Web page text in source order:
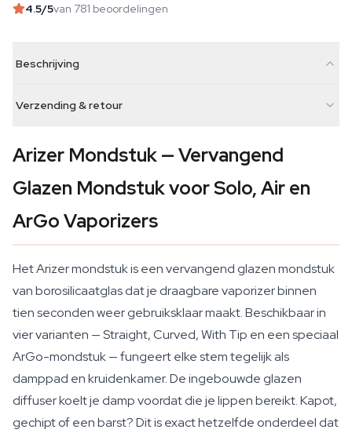
4.5/5van 781 beoordelingen
Beschrijving
Verzending & retour
Arizer Mondstuk — Vervangend
Glazen Mondstuk voor Solo, Air en
ArGo Vaporizers
Het Arizer mondstuk is een vervangend glazen mondstuk
van borosilicaatglas dat je draagbare vaporizer binnen
tien seconden weer gebruiksklaar maakt. Beschikbaar in
vier varianten — Straight, Curved, With Tip en een speciaal
ArGo-mondstuk — fungeert elke stem tegelijk als
damppad en kruidenkamer. De ingebouwde glazen
diffuser koelt je damp voordat die je lippen bereikt. Kapot,
gechipt of een barst? Dit is exact hetzelfde onderdeel dat